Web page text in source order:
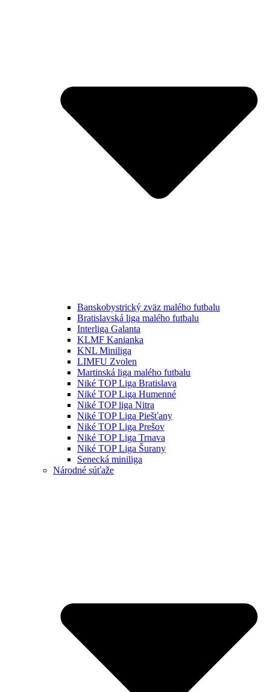
Banskobystrický zväz malého futbalu
Bratislavská liga malého futbalu
Interliga Galanta
KLMF Kanianka
KNL Miniliga
LIMFU Zvolen
Martinská liga malého futbalu
Niké TOP Liga Bratislava
Niké TOP Liga Humenné
Niké TOP liga Nitra
Niké TOP Liga Piešťany
Niké TOP Liga Prešov
Niké TOP Liga Trnava
Niké TOP Liga Šurany
Senecká miniliga
Národné súťaže